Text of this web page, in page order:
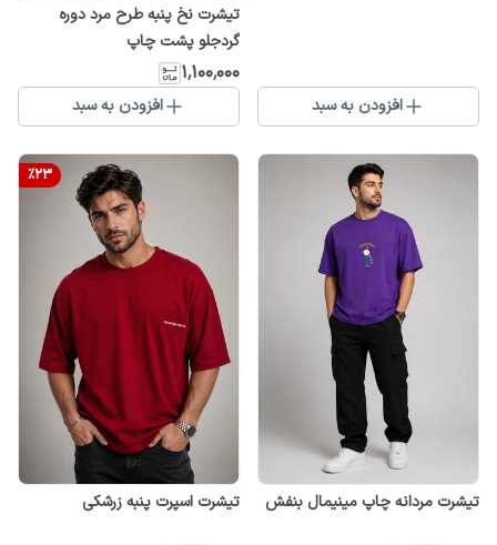
افزودن به سبد
تیشرت نخ پنبه طرح مرد دوره
گردجلو پشت چاپ
۱٬۱۰۰٬۰۰۰
افزودن به سبد
تیشرت مردانه چاپ مینیمال بنفش
%23
تیشرت اسپرت پنبه زرشکی